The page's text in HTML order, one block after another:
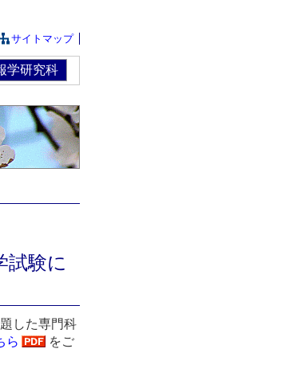
サイトマップ
学研究科
試験に
した専門科
ら
をご